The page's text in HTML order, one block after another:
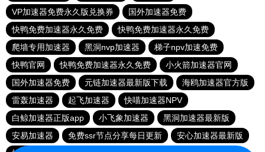
VP加速器免费永久版兑换券
国外加速器免费
快鸭免费加速器永久免费
快鸭免费加速器永久免费
爬墙专用加速器
黑洞nvp加速器
梯子npv加速免费
快鸭官网
快鸭免费加速器永久免费
小火箭加速器官网
国外加速器免费
元链加速器最新版下载
海鸥加速器官方版
雷轰加速器
起飞加速器
快喵加速器NPV
白鲸加速器正版app
小飞象加速器
黑洞加速器最新版
安易加速器
免费ssr节点分享每日更新
安心加速器最新版